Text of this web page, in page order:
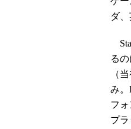
ダ
る
（
み。
フォ
プ